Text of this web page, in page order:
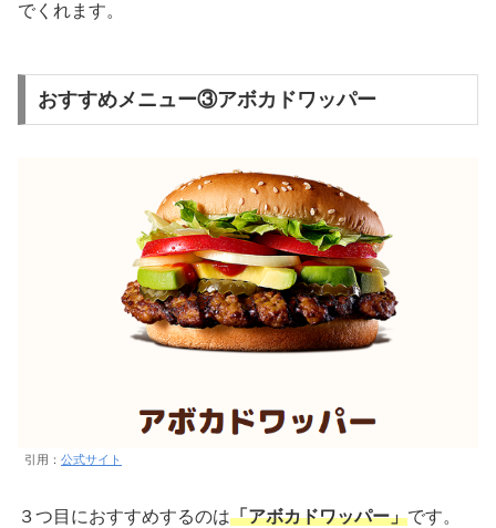
でくれます。
おすすめメニュー③アボカドワッパー
引用： 公式サイト
３つ目におすすめするのは「アボカドワッパー」です。